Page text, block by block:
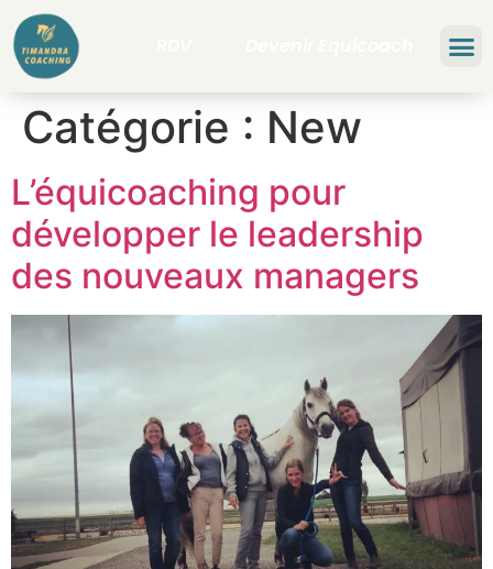
Catégorie : New
L’équicoaching pour
développer le leadership
des nouveaux managers